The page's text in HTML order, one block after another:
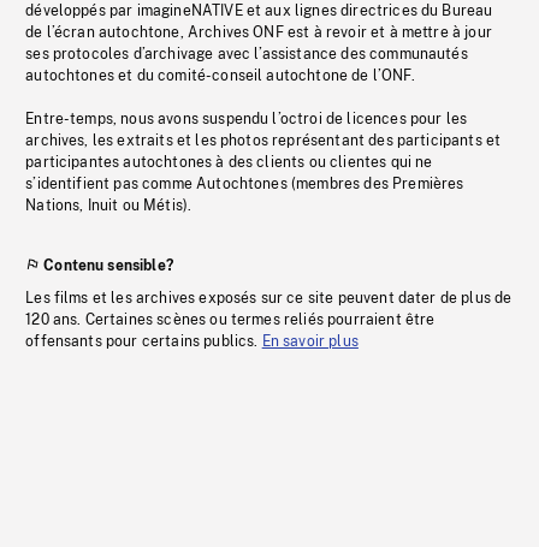
développés par imagineNATIVE et aux lignes directrices du Bureau
de l’écran autochtone, Archives ONF est à revoir et à mettre à jour
ses protocoles d’archivage avec l’assistance des communautés
autochtones et du comité-conseil autochtone de l’ONF.
Entre-temps, nous avons suspendu l’octroi de licences pour les
archives, les extraits et les photos représentant des participants et
participantes autochtones à des clients ou clientes qui ne
s’identifient pas comme Autochtones (membres des Premières
Nations, Inuit ou Métis).
Contenu sensible?
Les films et les archives exposés sur ce site peuvent dater de plus de
120 ans. Certaines scènes ou termes reliés pourraient être
offensants pour certains publics. En savoir plus